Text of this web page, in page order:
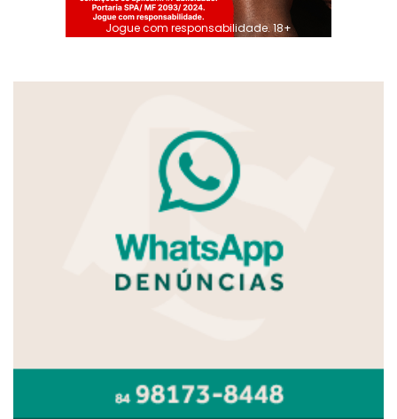
Jogue com responsabilidade. 18+